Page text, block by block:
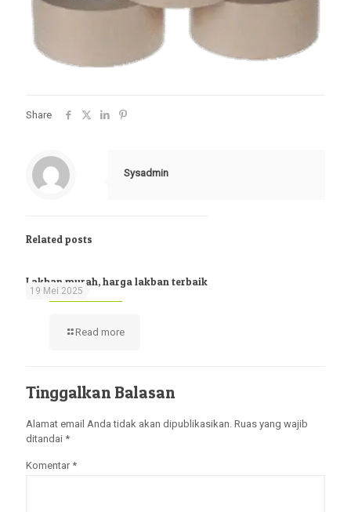
Share
Sysadmin
Related posts
19 Mei 2025
Lakban murah, harga lakban terbaik
Read more
Tinggalkan Balasan
Alamat email Anda tidak akan dipublikasikan. Ruas yang wajib
ditandai *
Komentar *